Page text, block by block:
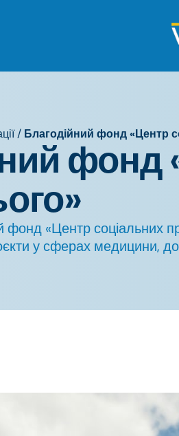
/ Благодійний фонд «Центр
фонд
«Центр соціальних
у сферах медицини,